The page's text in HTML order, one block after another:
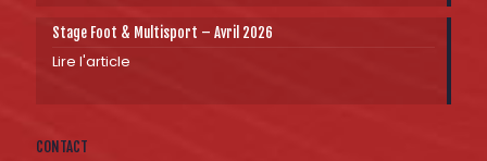
Stage Foot & Multisport – Avril 2026
Lire l'article
CONTACT